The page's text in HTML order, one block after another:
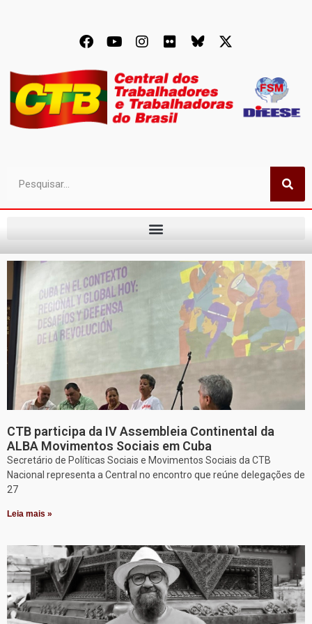
CTB participa da IV Assembleia Continental da
ALBA Movimentos Sociais em Cuba
Secretário de Políticas Sociais e Movimentos Sociais da CTB
Nacional representa a Central no encontro que reúne delegações de
27
Leia mais »